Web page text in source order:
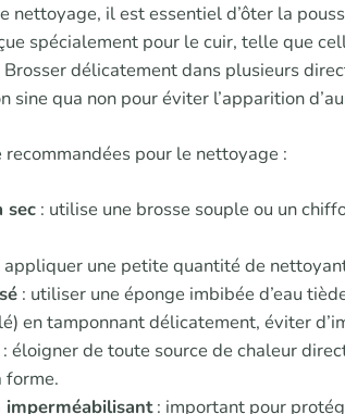
nettoyage, il est essentiel d’ôter la
spécialement pour le cuir, telle que
délicatement dans plusieurs
sine qua non pour éviter l’apparition
pour le nettoyage :
sec: utilise une brosse souple ou un
une petite quantité de
: utiliser une éponge imbibée d’eau
en tamponnant délicatement, éviter
éloigner de toute source de chaleur
forme.
imperméabilisant: important pour